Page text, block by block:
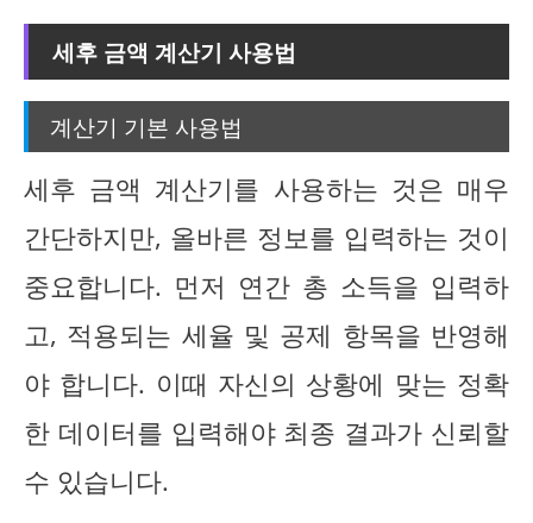
세후 금액 계산기 사용법
계산기 기본 사용법
세후 금액 계산기를 사용하는 것은 매우
간단하지만, 올바른 정보를 입력하는 것이
중요합니다. 먼저 연간 총 소득을 입력하
고, 적용되는 세율 및 공제 항목을 반영해
야 합니다. 이때 자신의 상황에 맞는 정확
한 데이터를 입력해야 최종 결과가 신뢰할
수 있습니다.